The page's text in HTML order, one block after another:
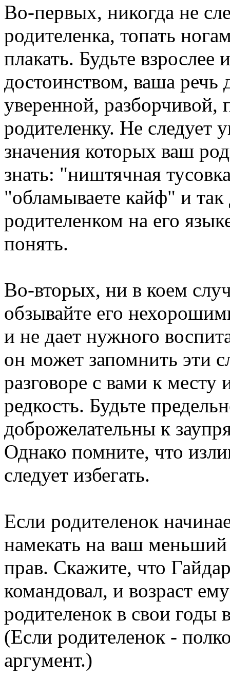
Во-первых, никогда не
родителенка, топать
плакать. Будьте взрослее
достоинством, ваша
уверенной, разборчивой,
родителенку. Не следует
значения которых ваш
знать: "ништячная
"обламываете кайф" и так
родителенком на его
понять.
Во-вторых, ни в коем
обзывайте его
и не дает нужного
он может запомнить эти
разговоре с вами к месту
редкость. Будьте
доброжелательны к
Однако помните, что
следует избегать.
Если родителенок
намекать на ваш
прав. Скажите, что
командовал, и возраст
родителенок в свои годы
(Если родителенок -
аргумент.)